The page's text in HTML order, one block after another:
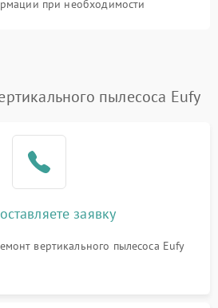
при необходимости
пылесоса Eufy
заявку
вертикального пылесоса Eufy